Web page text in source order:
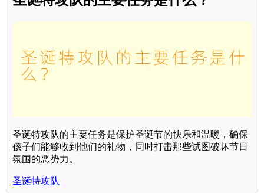
圣诞特攻队的主要任务是保护圣诞节的快乐和温暖，确保
孩子们能够收到他们的礼物，同时打击那些试图破坏节日
氛围的恶势力。
圣诞特攻队